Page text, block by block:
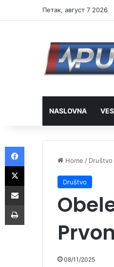
Петак, август 7 2026
NASLOVNA
Home / Društvo
Društvo
08/11/2025
Facebook
X
Share via Email